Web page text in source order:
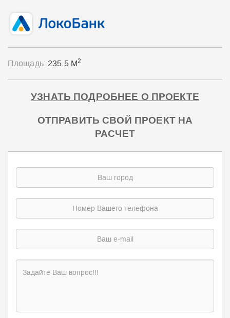
Площадь:235.5 М2
УЗНАТЬ ПОДРОБНЕЕ О ПРОЕКТЕ
ОТПРАВИТЬ СВОЙ ПРОЕКТ НА
РАСЧЕТ